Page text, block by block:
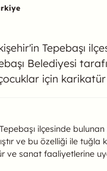
Tepebaşı
Belediyesi
için
Ev
ilçesinde
ve bu özelliği ile tuğla
sanat faaliyetlerine